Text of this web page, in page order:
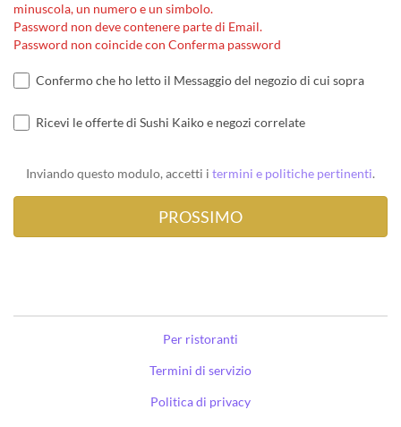
minuscola, un numero e un simbolo.
Password non deve contenere parte di Email.
Password non coincide con Conferma password
Confermo che ho letto il Messaggio del negozio di cui sopra
Ricevi le offerte di Sushi Kaiko e negozi correlate
Inviando questo modulo, accetti i termini e politiche pertinenti.
Per ristoranti
Termini di servizio
Politica di privacy